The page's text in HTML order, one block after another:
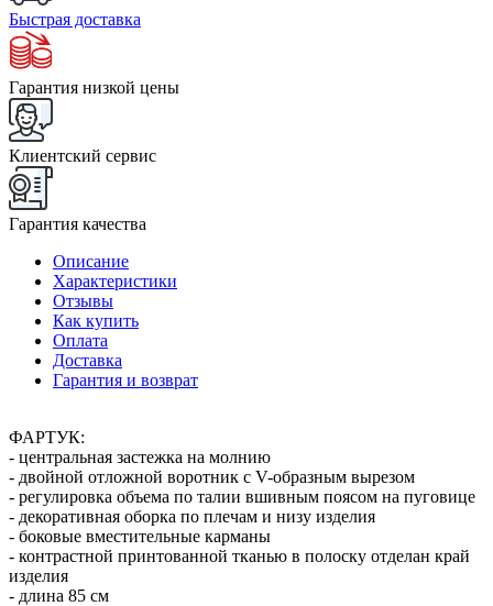
Быстрая доставка
Гарантия низкой цены
Клиентский сервис
Гарантия качества
Описание
Характеристики
Отзывы
Как купить
Оплата
Доставка
Гарантия и возврат
ФАРТУК:
- центральная застежка на молнию
- двойной отложной воротник с V-образным вырезом
- регулировка объема по талии вшивным поясом на пуговице
- декоративная оборка по плечам и низу изделия
- боковые вместительные карманы
- контрастной принтованной тканью в полоску отделан край
изделия
- длина 85 см